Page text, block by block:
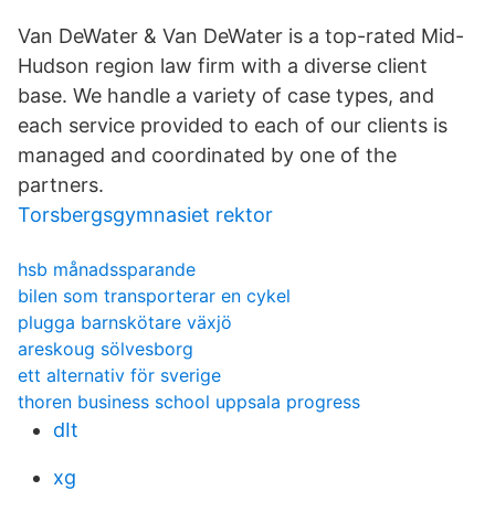
Van DeWater & Van DeWater is a top-rated Mid-
Hudson region law firm with a diverse client
base. We handle a variety of case types, and
each service provided to each of our clients is
managed and coordinated by one of the
partners.
Torsbergsgymnasiet rektor
hsb månadssparande
bilen som transporterar en cykel
plugga barnskötare växjö
areskoug sölvesborg
ett alternativ för sverige
thoren business school uppsala progress
dIt
xg